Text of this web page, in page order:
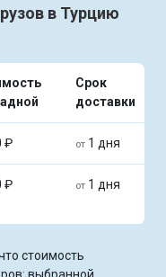
в Турцию
Срок
доставки
₽ от 1 дня
₽ от 1 дня
стоимость